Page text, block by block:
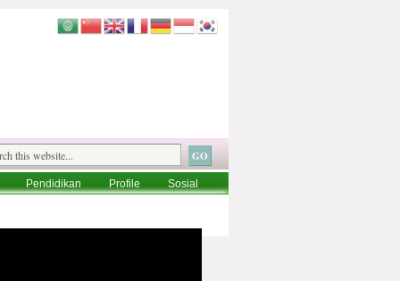
Pendidikan Profile
Sosial